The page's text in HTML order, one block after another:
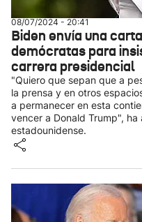
08/07/2024 - 20:41
Biden envía una
demócratas para
carrera presidencial
"Quiero que sepan que a
la prensa y en otros
a permanecer en esta
vencer a Donald Trump",
estadounidense.